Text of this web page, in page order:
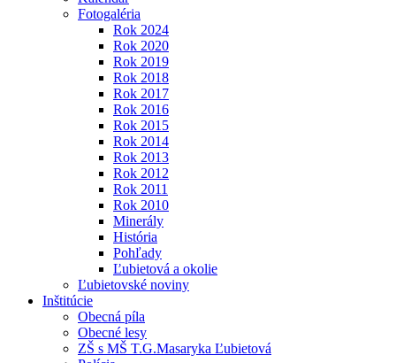
Fotogaléria
Rok 2024
Rok 2020
Rok 2019
Rok 2018
Rok 2017
Rok 2016
Rok 2015
Rok 2014
Rok 2013
Rok 2012
Rok 2011
Rok 2010
Minerály
História
Pohľady
Ľubietová a okolie
Ľubietovské noviny
Inštitúcie
Obecná píla
Obecné lesy
ZŠ s MŠ T.G.Masaryka Ľubietová